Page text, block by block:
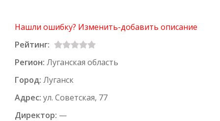
Нашли ошибку? Изменить-добавить описание
Рейтинг:
Регион: Луганская область
Город: Луганск
Адрес: ул. Советская, 77
Директор: —